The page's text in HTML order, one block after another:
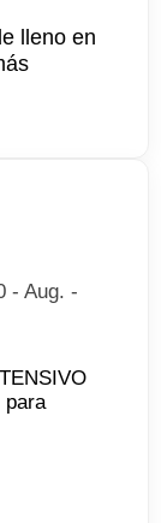
lleno en
- Aug. -
para